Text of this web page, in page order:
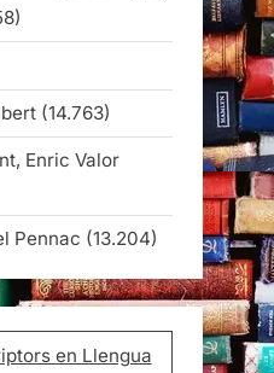
(14.763)
Enric Valor
Pennac (13.204)
en Llengua